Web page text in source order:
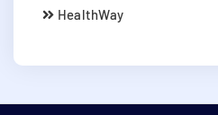
HealthWay